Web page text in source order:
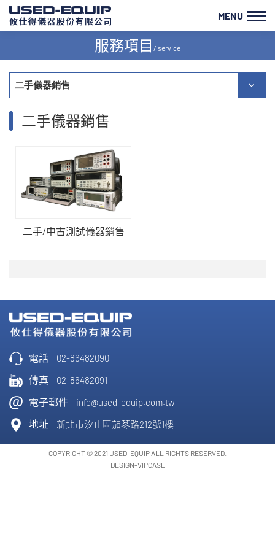
MENU
服務項目 / service
二手儀器銷售
二手儀器銷售
二手/中古測試儀器銷售
電話 02-86482090
傳真 02-86482091
電子郵件 info@used-equip.com.tw
地址 新北市汐止區茄苳路212號1樓
COPYRIGHT © 2021 USED-EQUIP ALL RIGHTS RESERVED.
DESIGN-VIPCASE